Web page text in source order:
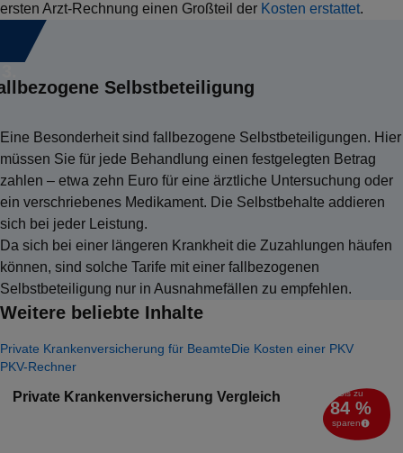
ersten Arzt-Rechnung einen Großteil der Kosten erstattet.
Selbstbeteiligung
Eine Besonderheit sind fallbezogene Selbstbeteiligungen. Hier
müssen Sie für jede Behandlung einen festgelegten Betrag
zahlen – etwa zehn Euro für eine ärztliche Untersuchung oder
ein verschriebenes Medikament. Die Selbstbehalte addieren
sich bei jeder Leistung.
Da sich bei einer längeren Krankheit die Zuzahlungen häufen
können, sind solche Tarife mit einer fallbezogenen
Selbstbeteiligung nur in Ausnahmefällen zu empfehlen.
Weitere beliebte Inhalte
Private Krankenversicherung für BeamteDie Kosten einer PKV
PKV-Rechner
Private Krankenversicherung Vergleich Bis zu
84 %
sparen